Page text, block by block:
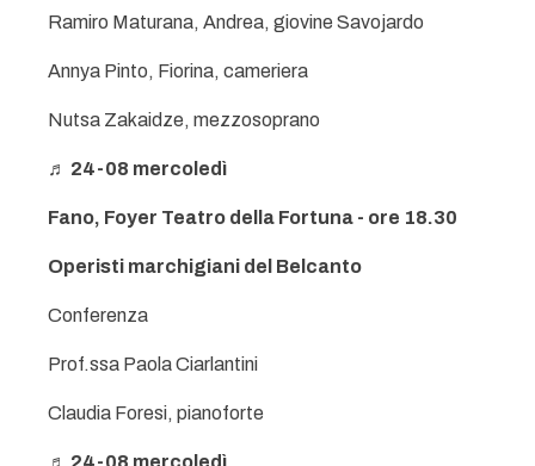
Ramiro Maturana, Andrea, giovine Savojardo
Annya Pinto, Fiorina, cameriera
Nutsa Zakaidze, mezzosoprano
♬ 24-08 mercoledì
Fano, Foyer Teatro della Fortuna - ore 18.30
Operisti marchigiani del Belcanto
Conferenza
Prof.ssa Paola Ciarlantini
Claudia Foresi, pianoforte
♬ 24-08 mercoledì